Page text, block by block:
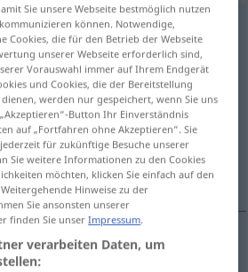
>
anklicken/antippen)
candeur, ingénuité
Sie unsere Webseite bestmöglich nutzen
können. Notwendige,
Cookies, die für den Betrieb der Webseite
unserer Webseite erforderlich sind,
Vorauswahl immer auf Ihrem Endgerät
und Cookies, die der Bereitstellung
werden nur gespeichert, wenn Sie uns
Button Ihr Einverständnis
auf „Fortfahren ohne Akzeptieren“. Sie
für zukünftige Besuche unserer
Sie weitere Informationen zu den Cookies
möchten, klicken Sie einfach auf den
Hinweise zu der
Sie ansonsten unserer
finden Sie unserImpressum.
verarbeiten Daten, um